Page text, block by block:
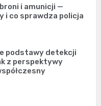
i amunicji —
i co sprawdza policja
podstawy detekcji
z perspektywy